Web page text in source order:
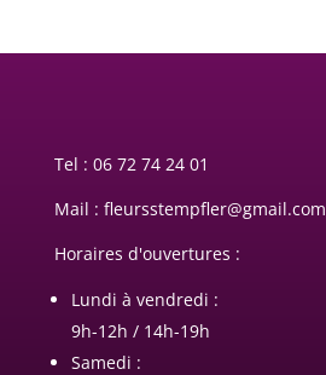
Tel : 06 72 74 24 01
Mail : fleursstempfler@gmail.com
Horaires d'ouvertures :
Lundi à vendredi :
9h-12h / 14h-19h
Samedi :